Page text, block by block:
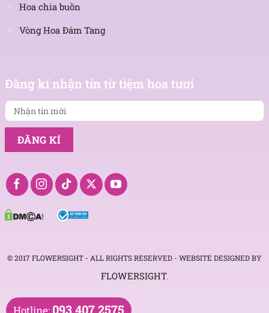
Hoa chia buồn
Vòng Hoa Đám Tang
Đăng kí nhận tin từ tiệm hoa tươi
tin
mới
© 2017 FLOWERSIGHT - ALL RIGHTS RESERVED - WEBSITE DESIGNED BY
FLOWERSIGHT.
093 407 2575